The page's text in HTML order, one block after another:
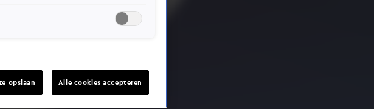
je huidige locatie
opslaan Alle cookies accepteren